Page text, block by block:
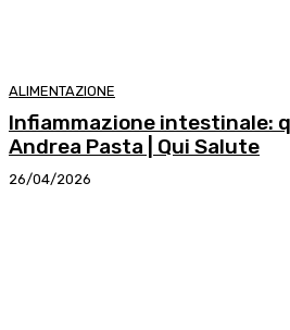
ALIMENTAZIONE
Infiammazione intestinale:
Andrea Pasta | Qui Salute
26/04/2026